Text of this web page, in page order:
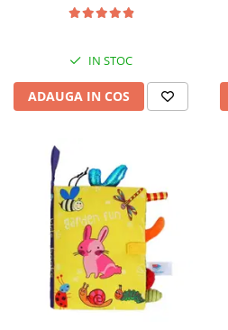
IN STOC
ADAUGA IN COS